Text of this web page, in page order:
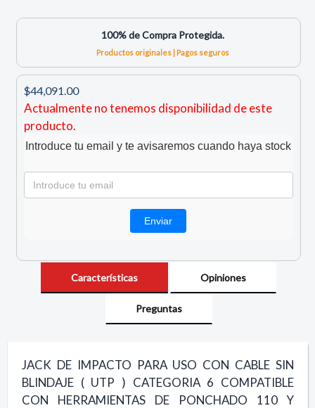
100% de Compra Protegida.
Productos originales | Pagos seguros
$44,091.00
Actualmente no tenemos disponibilidad de este
producto.
Introduce tu email y te avisaremos cuando haya stock
Características Opiniones
Preguntas
JACK DE IMPACTO PARA USO CON CABLE SIN
BLINDAJE ( UTP ) CATEGORIA 6 COMPATIBLE
CON HERRAMIENTAS DE PONCHADO 110 Y